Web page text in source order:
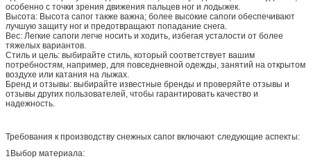
особенно с точки зрения движения пальцев ног и лодыжек.
Высота: Высота сапог также важна; более высокие сапоги обеспечивают
лучшую защиту ног и предотвращают попадание снега.
Вес: Легкие сапоги легче носить и ходить, избегая усталости от более
тяжелых вариантов.
Стиль и цель: выбирайте стиль, который соответствует вашим
потребностям, например, для повседневной одежды, занятий на открытом
воздухе или катания на лыжах.
Бренд и отзывы: выбирайте известные бренды и проверяйте отзывы и
отзывы других пользователей, чтобы гарантировать качество и
надежность.
Требования к производству снежных сапог включают следующие аспекты:
1Выбор материала: